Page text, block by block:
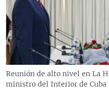
Reunión de alto nivel en La
ministro del Interior de Cuba